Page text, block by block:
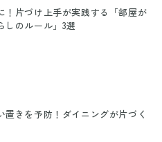
！片づけ上手が実践する「部屋が
しのルール」3選
置きを予防！ダイニングが片づく